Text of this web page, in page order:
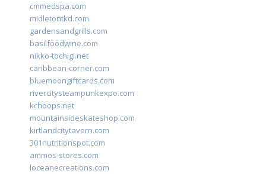
cmmedspa.com
midletontkd.com
gardensandgrills.com
basilfoodwine.com
nikko-tochigi.net
caribbean-corner.com
bluemoongiftcards.com
rivercitysteampunkexpo.com
kchoops.net
mountainsideskateshop.com
kirtlandcitytavern.com
301nutritionspot.com
ammos-stores.com
loceanecreations.com